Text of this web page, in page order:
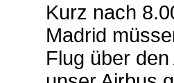
Kurz nach
Madrid
Flug über